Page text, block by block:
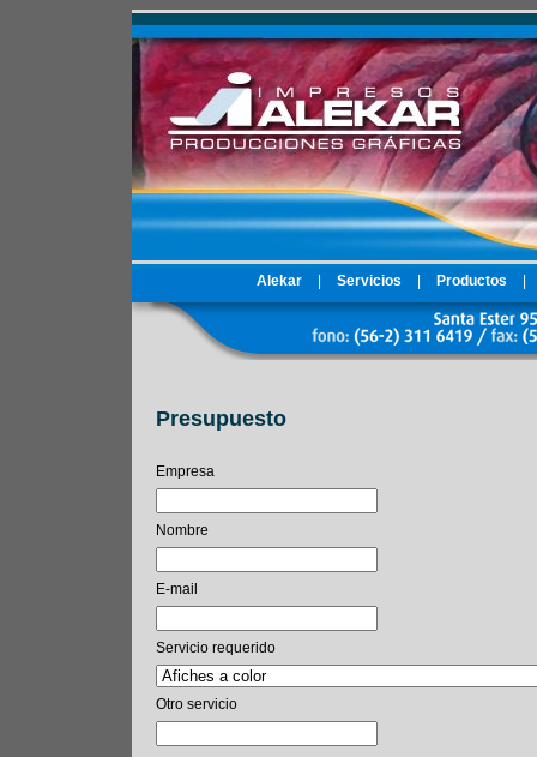
Alekar Servicios Productos
Presupuesto
Empresa
Nombre
E-mail
Servicio requerido
Otro servicio